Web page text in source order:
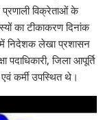
प्रणाली विक्रेताओं के
का टीकाकरण दिनांक
निदेशक लेखा प्रशासन
पदाधिकारी, जिला आपूर्ति
एवं कर्मी उपस्थित थे।